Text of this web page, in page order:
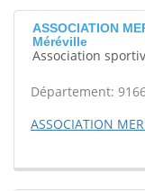
ASSOCIATION
Méréville
Association
Département:
ASSOCIATION